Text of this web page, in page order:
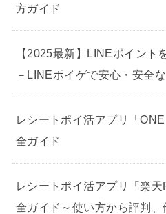
方ガイド
【2025最新】LINEポイント
－LINEポイゲで安心・安全
レシートポイ活アプリ「
全ガイド
レシートポイ活アプリ「楽
全ガイド～使い方から評判